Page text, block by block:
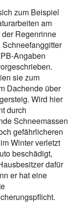
zum Beispiel
am
Regenrinne
Angaben
sie zum
Dachende über
Wird hier
durch
Schneemassen
gefährlicheren
Winter verletzt
beschädigt,
dafür
er hat eine